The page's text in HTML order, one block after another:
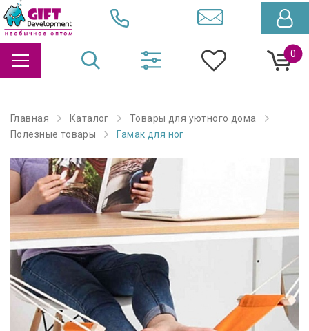
0
Главная Каталог
Товары для уютного дома
Полезные товары
Гамак для ног